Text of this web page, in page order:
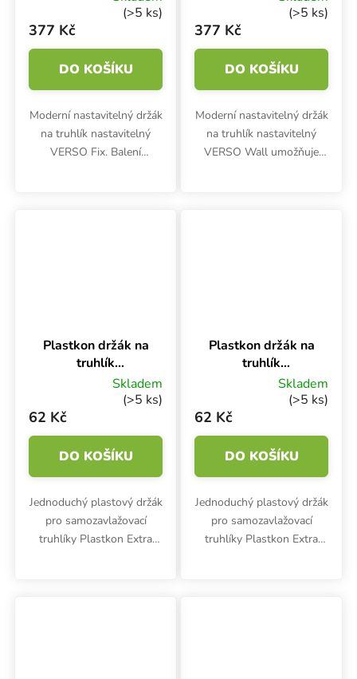
VERSO Fix, 2 ks(>5 ks)
377 Kč
DO KOŠÍKU
Moderní nastavitelný držák
na truhlík nastavitelný
VERSO Fix. Balení
VERSO Wall(>5 ks)
377 Kč
DO KOŠÍKU
Moderní nastavitelný držák
na truhlík nastavitelný
VERSO Wall umožňuje
Plastkon držák na
truhlík
nastavitelný
Colore Terakota
Skladem
(>5 ks)
62 Kč
DO KOŠÍKU
Jednoduchý plastový držák
pro samozavlažovací
truhlíky Plastkon Extra
Plastkon držák na
truhlík
nastavitelný
Colore Bílá
Skladem
(>5 ks)
62 Kč
DO KOŠÍKU
Jednoduchý plastový držák
pro samozavlažovací
truhlíky Plastkon Extra